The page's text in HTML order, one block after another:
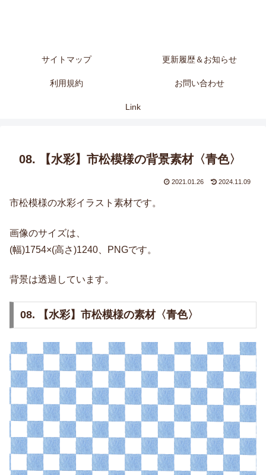
サイトマップ 更新履歴＆お知らせ
利用規約 お問い合わせ
Link
08. 【水彩】市松模様の背景素材〈青色〉
2021.01.26 2024.11.09
市松模様の水彩イラスト素材です。
画像のサイズは、
(幅)1754×(高さ)1240、PNGです。
背景は透過しています。
08. 【水彩】市松模様の素材〈青色〉